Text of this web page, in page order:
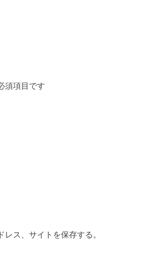
須項目です
ス、サイトを保存する。